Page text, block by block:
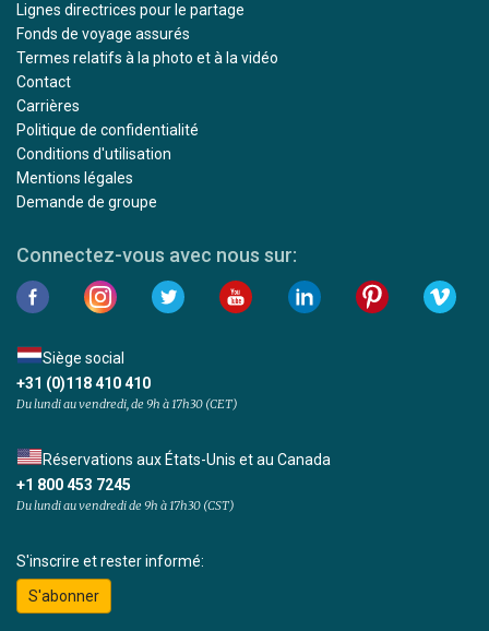
Lignes directrices pour le partage
Fonds de voyage assurés
Termes relatifs à la photo et à la vidéo
Contact
Carrières
Politique de confidentialité
Conditions d'utilisation
Mentions légales
Demande de groupe
Connectez-vous avec nous sur:
Siège social
+31 (0)118 410 410
Du lundi au vendredi, de 9h à 17h30 (CET)
Réservations aux États-Unis et au Canada
+1 800 453 7245
Du lundi au vendredi de 9h à 17h30 (CST)
S'inscrire et rester informé:
S'abonner